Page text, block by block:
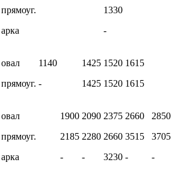
прямоуг.
арка
1330
-
овал
прямоуг.
1140
-
1425
1425
1520
1520
1615
1615
овал
прямоуг.
арка
1900
2185
-
2090
2280
-
2375
2660
3230
2660
3515
-
2850
3705
-